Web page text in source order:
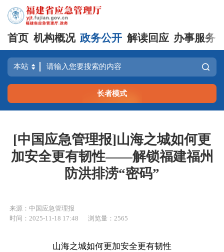
首页 机构概况 政务公开 解读回应 办事服务
长者模式
[中国应急管理报]山海之城如何更
加安全更有韧性——解锁福建福州
防洪排涝“密码”
来源：中国应急管理报
时间：2025-11-18 17:48
浏览量：2565
山海之城如何更加安全更有韧性